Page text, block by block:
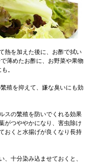
熱を加えた後に、お酢で拭い
薄めたお酢に、お野菜や果物
。
殖を抑えて、嫌な臭いにも効
スの繁殖を防いでくれる効果
がつややかになり、害虫除け
おくと水揚げが良くなり長持
、十分染み込ませておくと、